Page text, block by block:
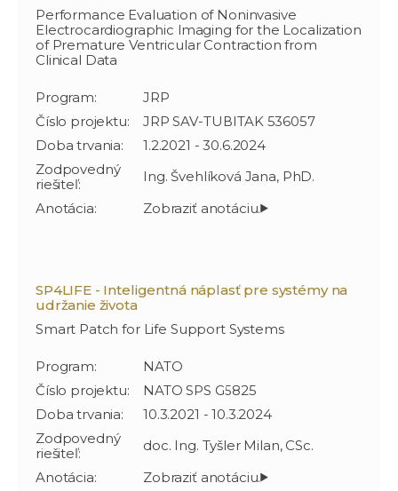
Performance Evaluation of Noninvasive
Electrocardiographic lmaging for the Localization
of Premature Ventricular Contraction from
Clinical Data
Program:
JRP
Číslo projektu:
JRP SAV-TUBITAK 536057
Doba trvania:
1.2.2021 - 30.6.2024
Zodpovedný
riešiteľ:
Ing. Švehlíková Jana, PhD.
Anotácia:
SP4LIFE - Inteligentná náplasť pre systémy na
udržanie života
Smart Patch for Life Support Systems
Program:
NATO
Číslo projektu:
NATO SPS G5825
Doba trvania:
10.3.2021 - 10.3.2024
Zodpovedný
riešiteľ:
doc. Ing. Tyšler Milan, CSc.
Anotácia: